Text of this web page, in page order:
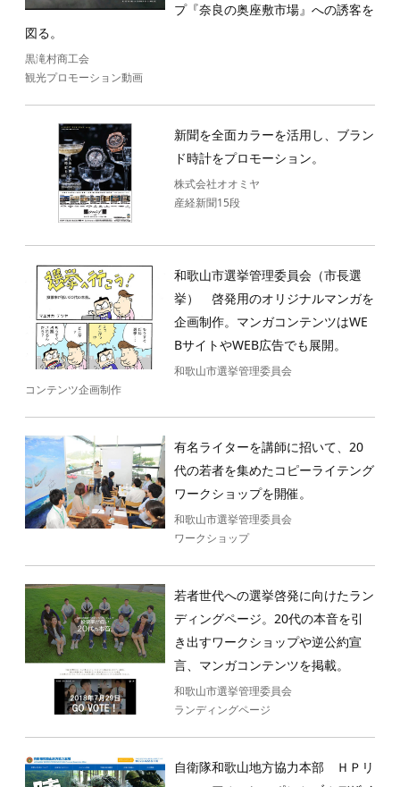
プ『奈良の奥座敷市場』への誘客を
図る。
黒滝村商工会
観光プロモーション動画
新聞を全面カラーを活用し、ブラン
ド時計をプロモーション。
株式会社オオミヤ
産経新聞15段
和歌山市選挙管理委員会（市長選
挙） 啓発用のオリジナルマンガを
企画制作。マンガコンテンツはWE
BサイトやWEB広告でも展開。
和歌山市選挙管理委員会
コンテンツ企画制作
有名ライターを講師に招いて、20
代の若者を集めたコピーライテング
ワークショップを開催。
和歌山市選挙管理委員会
ワークショップ
若者世代への選挙啓発に向けたラン
ディングページ。20代の本音を引
き出すワークショップや逆公約宣
言、マンガコンテンツを掲載。
和歌山市選挙管理委員会
ランディングページ
自衛隊和歌山地方協力本部 ＨＰリ